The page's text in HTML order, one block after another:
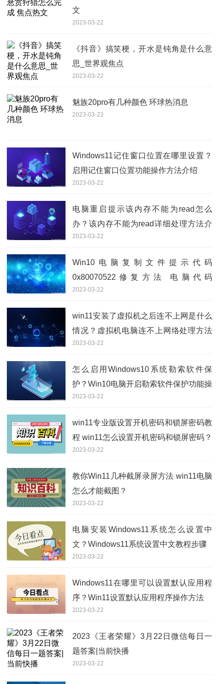
文
2023-03-22
《抖音》搞笑梗，开水是钝角是什么意
思_世界观焦点
2023-03-22
魅族20pro有几种颜色 环球热消息
2023-03-22
Windows11记住窗口位置在哪里设置？
启用记住窗口位置功能操作方法介绍
2023-03-22
电脑重启提示该内存不能为read怎么
办？该内存不能为read详细处理方法介
绍
2023-03-22
Win10电脑复制文件提示代码
0x80070522修复方法 电脑代码
0x80070522怎么办？
2023-03-22
win11安装了虚拟机之后连不上网是什么
情况？虚拟机电脑连不上网络处理方法
分享
2023-03-22
怎么启用Windows10系统勒索软件保
护？Win10电脑开启勒索软件保护功能操
作方法
2023-03-22
win11专业版设置开机密码和锁屏密码教
程 win11怎么设置开机密码和锁屏密码？
2023-03-22
教你Win11几种截屏录屏方法 win11电脑
怎么才能截图？
2023-03-22
电脑安装Windows11系统怎么设置中
文？Windows11系统设置中文教程步骤
2023-03-22
Windows11在哪里可以设置默认应用程
序？Win11设置默认应用程序操作方法
2023-03-22
2023《王者荣耀》3月22日微信每日一
题答案|当前快播
2023-03-22